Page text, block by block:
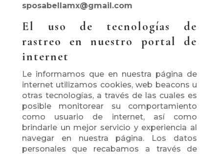
sposabellamx@gmail.com
El uso de tecnologías de
rastreo en nuestro portal de
internet
Le informamos que en nuestra página de
internet utilizamos cookies, web beacons u
otras tecnologías, a través de las cuales es
posible monitorear su comportamiento
como usuario de internet, así como
brindarle un mejor servicio y experiencia al
navegar en nuestra página. Los datos
personales que recabamos a través de